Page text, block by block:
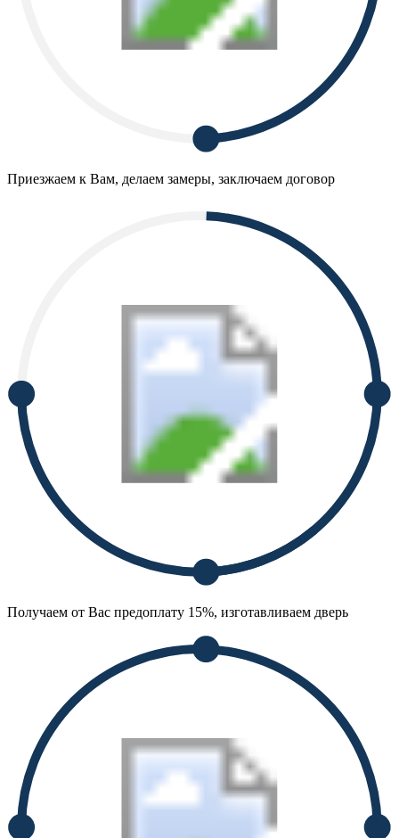
Приезжаем к Вам, делаем замеры, заключаем договор
Получаем от Вас предоплату 15%, изготавливаем дверь